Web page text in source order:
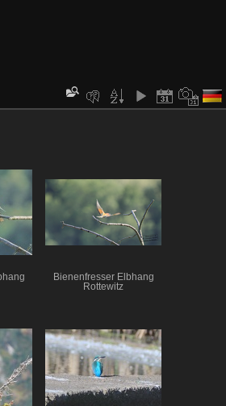
Bienenfresser Elbhang
Rottewitz